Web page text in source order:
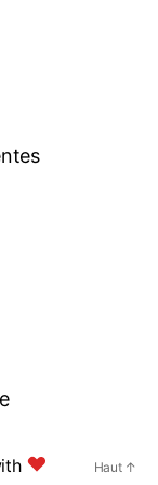
Haut ↑